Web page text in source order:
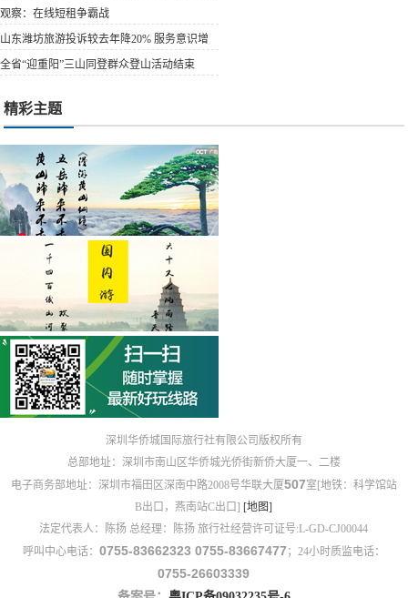
观察：在线短租争霸战
山东潍坊旅游投诉较去年降20% 服务意识增
强
全省“迎重阳”三山同登群众登山活动结束
精彩主题
深圳华侨城国际旅行社有限公司版权所有
总部地址：深圳市南山区华侨城光侨街新侨大厦一、二楼
电子商务部地址：深圳市福田区深南中路2008号华联大厦507室[地铁：科学馆站
B出口，燕南站C出口] [地图]
法定代表人：陈扬 总经理：陈扬 旅行社经营许可证号:L-GD-CJ00044
呼叫中心电话： 0755-83662323 0755-83667477 ；24小时质监电话：
0755-26603339